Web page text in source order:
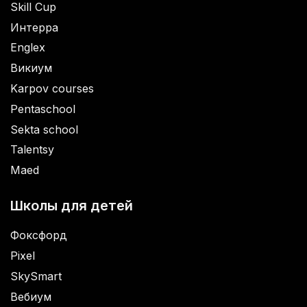
Skill Cup
Интерра
Englex
Викиум
Karpov courses
Pentaschool
Sekta school
Talentsy
Maed
Школы для детей
Фоксфорд
Pixel
SkySmart
Вебиум